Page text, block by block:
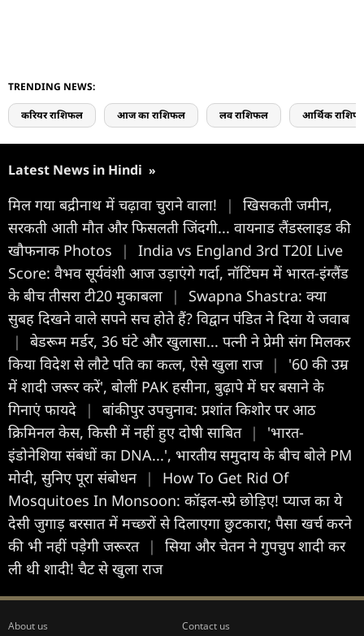
TRENDING NEWS:
करियर राशिफल आज का राशिफल लव राशिफल आर्थिक
Latest News in Hindi »
मिल गया बद्रीनाथ में चढ़ावा चुराने वाला! |
खिसकती जमीन,
सरकती आती मौत और फिसलती जिंदगी... वायनाड लैंडस्लाइड की
खौफनाक Photos
|
India vs England 3rd T20I Live
Score: वैभव सूर्यवंशी आज उड़ाएंगे गर्दा, नॉटिंघम में भारत-इंग्लैंड
के बीच तीसरा टी20 मुकाबला
|
Swapna Shastra: क्या
सुबह दिखने वाले सपने सच होते हैं? विद्वान पंडित ने दिया ये जवाब
|
बेडरूम मर्डर, 36 घंटे और खुलासा... पत्नी ने प्रेमी संग मिलकर
किया विदेश से लौटे पति का कत्ल, ऐसे खुला राज |
'60 की उम्र
में शादी जरूर करें', बोलीं PAK हसीना, बुढ़ापे में घर बसाने के
गिनाएं फायदे
|
बांकीपुर उपचुनाव: प्रशांत किशोर पर आठ
क्रिमिनल केस, किसी में नहीं हुए दोषी साबित |
'भारत-
इंडोनेशिया संबंधों का DNA...', भारतीय समुदाय के बीच बोले PM
मोदी, सुनिए पूरा संबोधन |
How To Get Rid Of
Mosquitoes In Monsoon: कॉइल-स्प्रे छोड़िए! प्याज का ये
देसी जुगाड़ बरसात में मच्छरों से दिलाएगा छुटकारा; पैसा खर्च करने
की भी नहीं पड़ेगी जरूरत |
सिया और चेतन ने गुपचुप शादी कर
ली थी शादी! चैट से खुला राज
About us Contact us